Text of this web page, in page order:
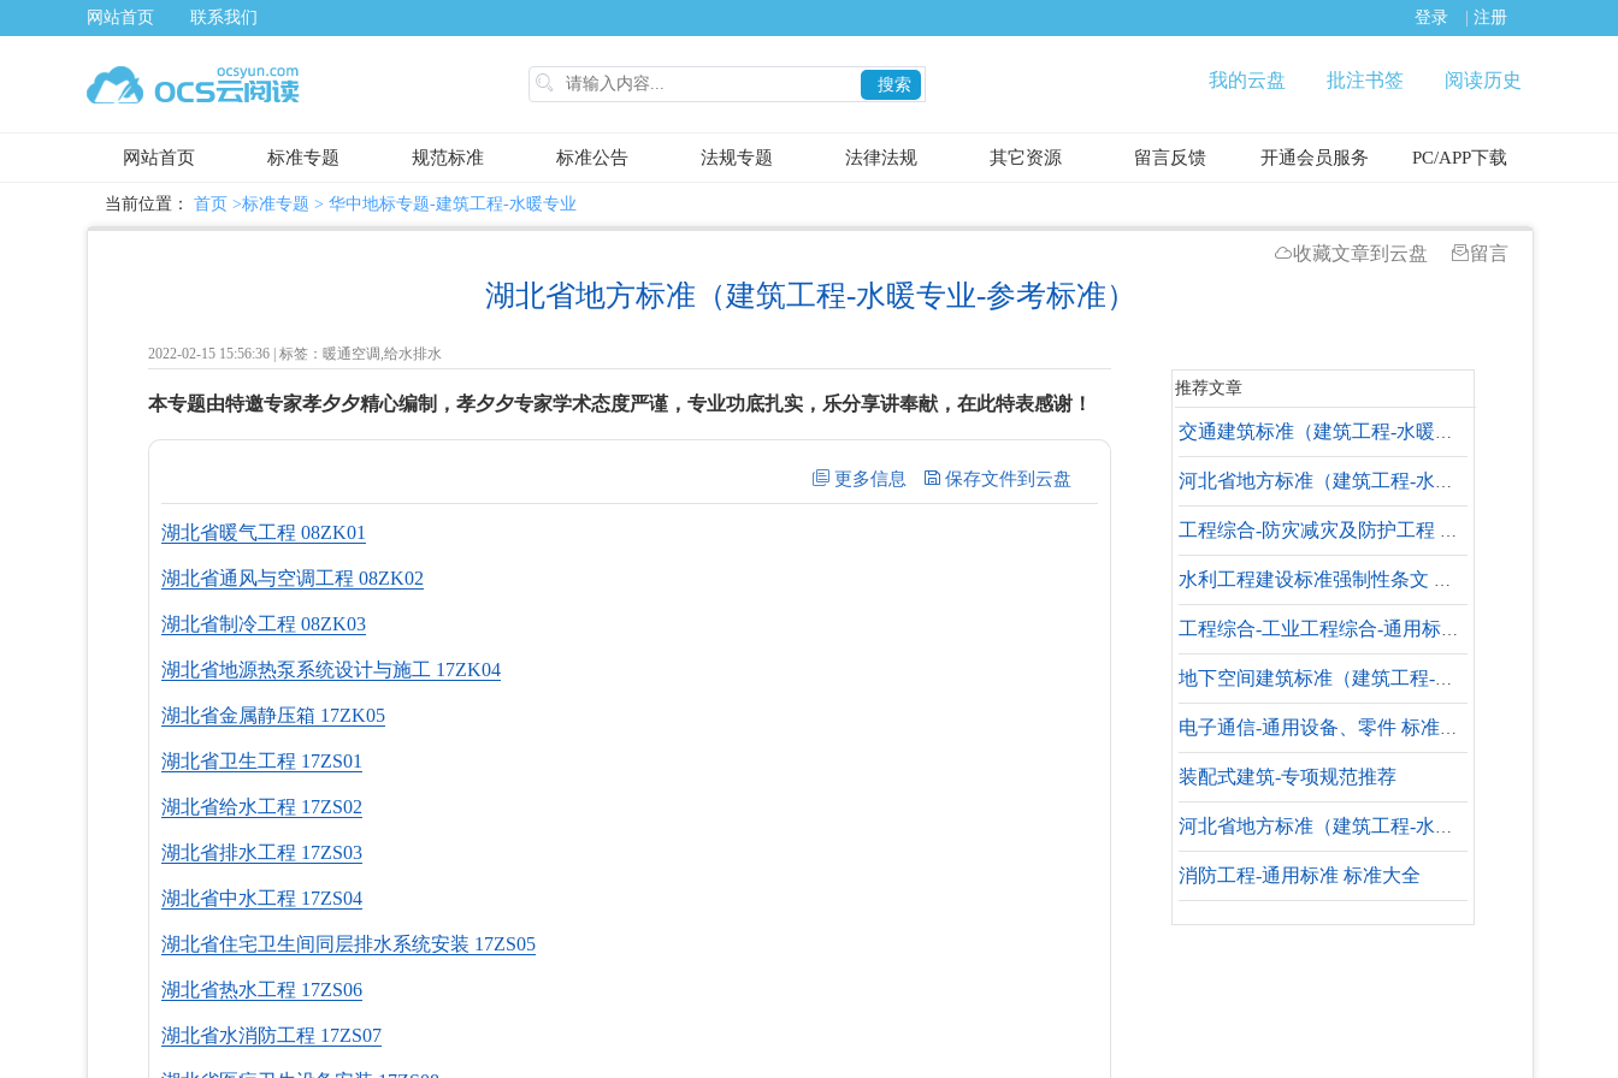
网站首页 联系我们 登录 注册
 搜索 我的云盘 批注书签 阅读历史
网站首页 标准专题 规范标准 标准公告 法规专题 法律法规 其它资源 留言反馈 开通会员服务 PC/APP下载
当前位置： 首页 >标准专题 > 华中地标专题-建筑工程-水暖专业
收藏文章到云盘 留言
湖北省地方标准（建筑工程-水暖专业-参考标准）
2022-02-15 15:56:36 | 标签：暖通空调,给水排水
本专题由特邀专家孝夕夕精心编制，孝夕夕专家学术态度严谨，专业功底扎实，乐分享讲奉献，在此特表感谢！
湖北省暖气工程 08ZK01
湖北省通风与空调工程 08ZK02
湖北省制冷工程 08ZK03
湖北省地源热泵系统设计与施工 17ZK04
湖北省金属静压箱 17ZK05
湖北省卫生工程 17ZS01
湖北省给水工程 17ZS02
湖北省排水工程 17ZS03
湖北省中水工程 17ZS04
湖北省住宅卫生间同层排水系统安装 17ZS05
湖北省热水工程 17ZS06
湖北省水消防工程 17ZS07
推荐文章
交通建筑标准（建筑工程-水暖专业-设计依据）
河北省地方标准（建筑工程-水暖专业-参考标准）
工程综合-防灾减灾及防护工程 标准大全
水利工程建设标准强制性条文 水利工程验收
工程综合-工业工程综合-通用标准 标准大全
地下空间建筑标准（建筑工程-水暖专业-参考标准）
电子通信-通用设备、零件 标准大全
装配式建筑-专项规范推荐
河北省地方标准（建筑工程-水暖专业-设计依据）
消防工程-通用标准 标准大全